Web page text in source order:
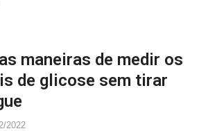
maneiras de medir os
de glicose sem tirar
2022